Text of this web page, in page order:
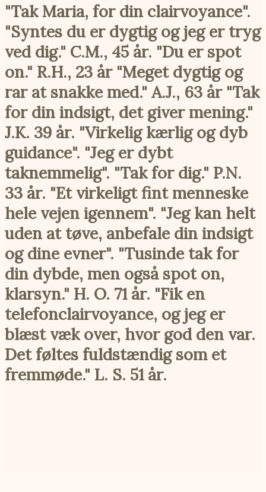
"Tak Maria, for din clairvoyance".
"Syntes du er dygtig og jeg er tryg
ved dig." C.M., 45 år. "Du er spot
on." R.H., 23 år "Meget dygtig og
rar at snakke med." A.J., 63 år "Tak
for din indsigt, det giver mening."
J.K. 39 år. "Virkelig kærlig og dyb
guidance". "Jeg er dybt
taknemmelig". "Tak for dig." P.N.
33 år. "Et virkeligt fint menneske
hele vejen igennem". "Jeg kan helt
uden at tøve, anbefale din indsigt
og dine evner". "Tusinde tak for
din dybde, men også spot on,
klarsyn." H. O. 71 år. "Fik en
telefonclairvoyance, og jeg er
blæst væk over, hvor god den var.
Det føltes fuldstændig som et
fremmøde." L. S. 51 år.